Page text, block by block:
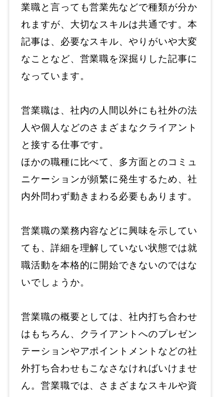
業職と言っても営業先などで種類が分か
れますが、大切なスキルは共通です。本
記事は、必要なスキル、やりがいや大変
なことなど、営業職を深掘りした記事に
なっています。
営業職は、社内の人間以外にも社外の法
人や個人などのさまざまなクライアント
と接する仕事です。
ほかの職種に比べて、多方面とのコミュ
ニケーションが頻繁に発生するため、社
内外問わず動きまわる必要もあります。
営業職の業務内容などに興味を示してい
ても、詳細を理解していない状態では就
職活動を本格的に開始できないのではな
いでしょうか。
営業職の概要としては、社内打ち合わせ
はもちろん、クライアントへのプレゼン
テーションやアポイントメントなどの社
外打ち合わせもこなさなければいけませ
ん。営業職では、さまざまなスキルや資